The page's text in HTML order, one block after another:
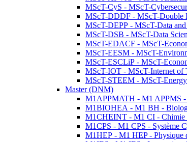
MScT-CyS - MScT-
MScT-DDDF - MScT-Double
MScT-DEPP - MScT-Data
MScT-DSB - MScT-Data
MScT-EDACF - MScT-
MScT-EESM - MScT-
MScT-ESCLiP - MScT-
MScT-IOT - MScT-Internet of
MScT-STEEM - MScT-
Master (DNM)
M1APPMATH - M1 APPMS -
M1BIOHEA - M1 BH -
M1CHEINT - M1 CI - Chimie
M1CPS - M1 CPS - Système
M1HEP - M1 HEP - Physique